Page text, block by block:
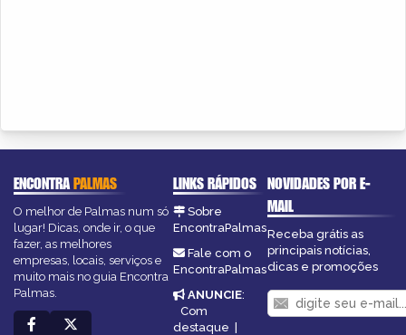
ENCONTRAPALMAS
O melhor de Palmas num só
lugar! Dicas, onde ir, o que
fazer, as melhores
empresas, locais, serviços e
muito mais no guia Encontra
Palmas.
LINKS RÁPIDOS
Sobre
EncontraPalmas
Fale com o
EncontraPalmas
ANUNCIE:
Com
destaque |
NOVIDADES POR E-
MAIL
Receba grátis as
principais notícias,
dicas e promoções